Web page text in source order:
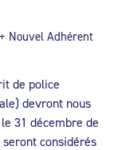
Nouvel Adhérent
de police
devront nous
31 décembre de
considérés